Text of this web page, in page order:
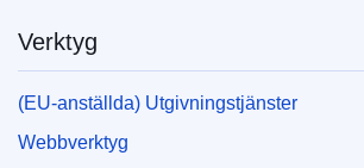
Verktyg
(EU-anställda) Utgivningstjänster
Webbverktyg